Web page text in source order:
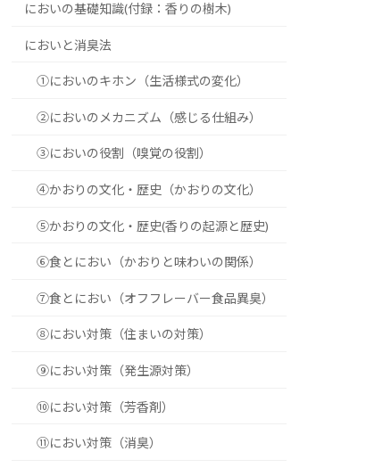
においの基礎知識(付録：香りの樹木)
においと消臭法
①においのキホン（生活様式の変化）
②においのメカニズム（感じる仕組み）
③においの役割（嗅覚の役割）
④かおりの文化・歴史（かおりの文化）
⑤かおりの文化・歴史(香りの起源と歴史)
⑥食とにおい（かおりと味わいの関係）
⑦食とにおい（オフフレーバー食品異臭）
⑧におい対策（住まいの対策）
⑨におい対策（発生源対策）
⑩におい対策（芳香剤）
⑪におい対策（消臭）